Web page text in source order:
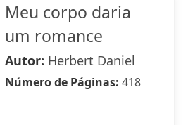
Meu corpo daria
um romance
Autor: Herbert Daniel
Número de Páginas: 418